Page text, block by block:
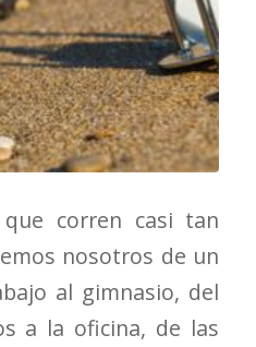
corren casi tan
nosotros de un
al gimnasio, del
a la oficina, de las